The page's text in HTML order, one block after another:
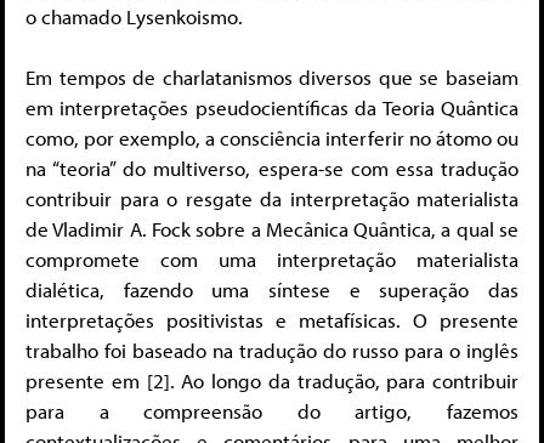
o chamado Lysenkoismo.
Em tempos de charlatanismos diversos que se baseiam
em interpretações pseudocientíficas da Teoria Quântica
como, por exemplo, a consciência interferir no átomo ou
na “teoria” do multiverso, espera-se com essa tradução
contribuir para o resgate da interpretação materialista
de Vladimir A. Fock sobre a Mecânica Quântica, a qual se
compromete com uma interpretação materialista
dialética, fazendo uma síntese e superação das
interpretações positivistas e metafísicas. O presente
trabalho foi baseado na tradução do russo para o inglês
presente em [2]. Ao longo da tradução, para contribuir
para a compreensão do artigo, fazemos